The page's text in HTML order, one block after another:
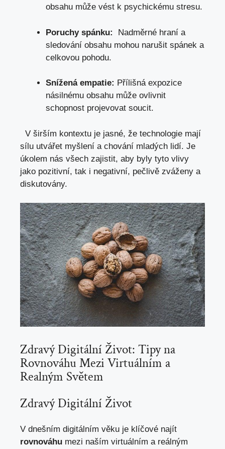
obsahu může vést k psychickému stresu.
Poruchy⁢ spánku:
‌ Nadměrné hraní ⁤a
sledování⁣ obsahu mohou narušit spánek a
celkovou ​pohodu.
Snížená empatie: Přílišná​ expozice⁣
násilnému obsahu může ‍ovlivnit
schopnost⁢ projevovat soucit.
​ ​ V širším kontextu je jasné,⁤ že technologie mají
sílu utvářet myšlení a chování ​mladých⁤ lidí.‍ Je⁢
úkolem‌ nás všech⁤ zajistit, aby byly ⁣tyto vlivy
jako pozitivní, tak i negativní,⁢ pečlivě zváženy a
diskutovány.
Zdravý Digitální ⁤Život: ⁢Tipy ​na
Rovnováhu Mezi Virtuálním a
Realným Světem
Zdravý Digitální Život
V‍ dnešním digitálním věku je klíčové najít
rovnováhu ‍mezi naším ‍virtuálním a reálným